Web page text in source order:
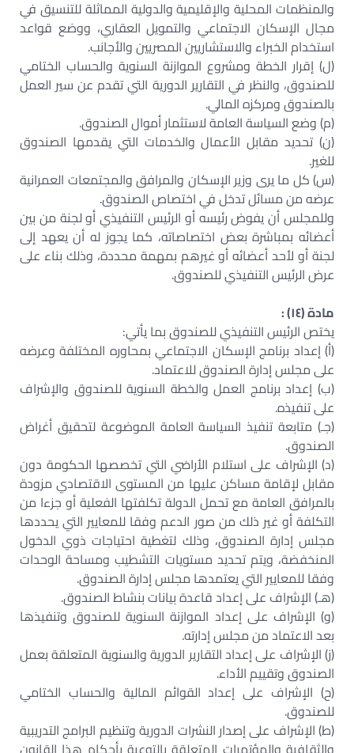
والمنظمات المحلية والإقليمية والدولية المماثلة للتنسيق في
مجال الإسكان الاجتماعي والتمويل العقاري، ووضع قواعد
استخدام الخبراء والاستشاريين المصريين والأجانب.
(ل) إقرار الخطة ومشروع الموازنة السنوية والحساب الختامي
للصندوق، والنظر في التقارير الدورية التي تقدم عن سير العمل
بالصندوق ومركزه المالي.
(م) وضع السياسة العامة لاستثمار أموال الصندوق.
(ن) تحديد مقابل الأعمال والخدمات التي يقدمها الصندوق
للغير.
(س) كل ما يرى وزير الإسكان والمرافق والمجتمعات العمرانية
عرضه من مسائل تدخل في اختصاص الصندوق.
وللمجلس أن يفوض رئيسه أو الرئيس التنفيذي أو لجنة من بين
أعضائه بمباشرة بعض اختصاصاته، كما يجوز له أن يعهد إلى
لجنة أو لأحد أعضائه أو غيرهم بمهمة محددة، وذلك بناء على
عرض الرئيس التنفيذي للصندوق.
مادة (١٤) :
يختص الرئيس التنفيذي للصندوق بما يأتي:
(أ) إعداد برنامج الإسكان الاجتماعي بمحاوره المختلفة وعرضه
على مجلس إدارة الصندوق للاعتماد.
(ب) إعداد برنامج العمل والخطة السنوية للصندوق والإشراف
على تنفيذه.
(جـ) متابعة تنفيذ السياسة العامة الموضوعة لتحقيق أغراض
الصندوق.
(د) الإشراف على استلام الأراضي التي تخصصها الحكومة دون
مقابل لإقامة مساكن عليها من المستوى الاقتصادي مزودة
بالمرافق العامة مع تحمل الدولة تكلفتها الفعلية أو جزءا من
التكلفة أو غير ذلك من صور الدعم وفقا للمعايير التي يحددها
مجلس إدارة الصندوق، وذلك لتغطية احتياجات ذوي الدخول
المنخفضة، ويتم تحديد مستويات التشطيب ومساحة الوحدات
وفقا للمعايير التي يعتمدها مجلس إدارة الصندوق.
(هـ) الإشراف على إعداد قاعدة بيانات بنشاط الصندوق.
(و) الإشراف على إعداد الموازنة السنوية للصندوق وتنفيذها
بعد الاعتماد من مجلس إدارته.
(ز) الإشراف على إعداد التقارير الدورية والسنوية المتعلقة بعمل
الصندوق وتقييم الأداء.
(ح) الإشراف على إعداد القوائم المالية والحساب الختامي
للصندوق.
(ط) الإشراف على إصدار النشرات الدورية وتنظيم البرامج التدريبية